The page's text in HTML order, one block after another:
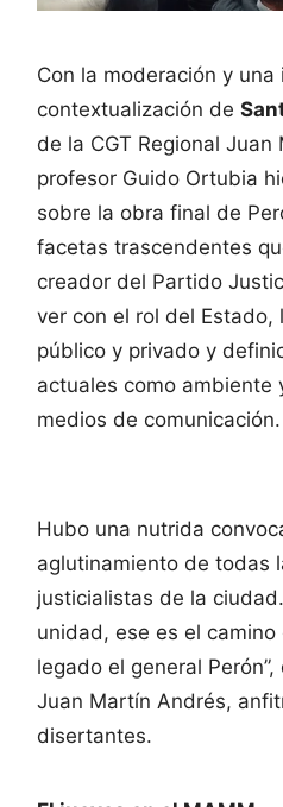
Con la moderación y una
contextualización de
de la CGT Regional
profesor Guido Ortubia
sobre la obra final de
facetas trascendentes
creador del Partido
ver con el rol del Estado,
público y privado y
actuales como ambiente
medios de comunicación.
Hubo una nutrida
aglutinamiento de todas
justicialistas de la
unidad, ese es el
legado el general
Juan Martín Andrés,
disertantes.